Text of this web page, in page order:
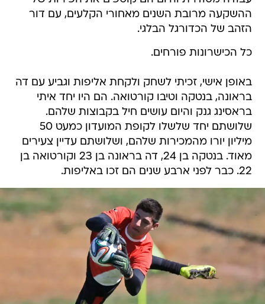
ההשקעה מרובת השנים מאחורי הקלעים, עם דור
הזהב של הכדורגל הבלגי.
כל הכישרונות פורחים.
באופן אישי, זכיתי לשחק ולקחת אליפות וגביע עם דה
בראונה, בנטקה וטיבו קורטואה. הם היו יחד איתי
בראסינג גנק והיום עושים חיל בקבוצות שלהם.
שלושתם יחד שלשלו לקופת המועדון כמעט 50
מיליון יורו מהמכירות שלהם, ושלושתם עדיין צעירים
מאוד. בנטקה בן 24, דה בראונה בן 23 וקורטואה בן
22. כבר לפני ארבע שנים הם זכו באליפות.